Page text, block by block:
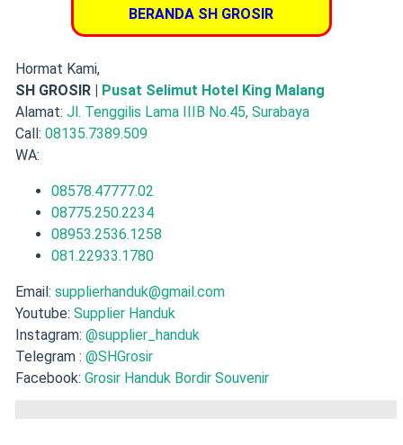
BERANDA SH GROSIR
Hormat Kami,
SH GROSIR | Pusat Selimut Hotel King Malang
Alamat: Jl. Tenggilis Lama IIIB No.45, Surabaya
Call: 08135.7389.509
WA:
08578.47777.02
08775.250.2234
08953.2536.1258
081.22933.1780
Email: supplierhanduk@gmail.com
Youtube: Supplier Handuk
Instagram: @supplier_handuk
Telegram : @SHGrosir
Facebook: Grosir Handuk Bordir Souvenir